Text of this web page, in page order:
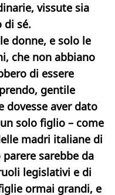
vissute sia
di sé.
donne, e solo le
che non abbiano
di essere
gentile
dovesse aver dato
solo figlio – come
madri italiane di
sarebbe da
legislativi e di
ormai grandi, e